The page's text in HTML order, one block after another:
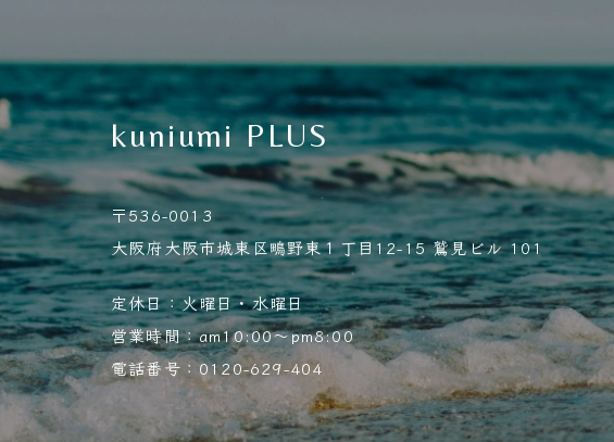
kuniumi PLUS
〒536-0013
大阪府大阪市城東区鴫野東１丁目12-15 鷲見ビル 101
定休日：火曜日・水曜日
営業時間：am10:00～pm8:00
電話番号：0120-629-404